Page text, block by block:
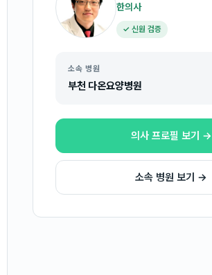
한의사
✓ 신원 검증
소속 병원
부천 다온요양병원
의사 프로필 보기 →
소속 병원 보기 →